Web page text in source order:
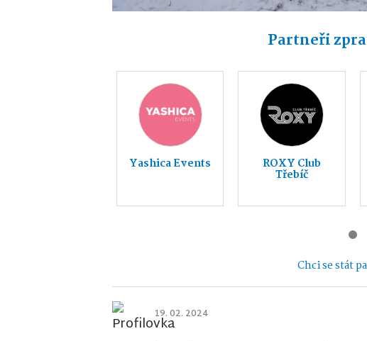
Partneři
Yashica Events ROXY Club
Třebíč
Chci se stát
19. 02. 2024